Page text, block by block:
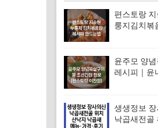
편스토랑
룽지김치볶
윤주모 양
레시피｜윤
생생정보
낙곱새전골